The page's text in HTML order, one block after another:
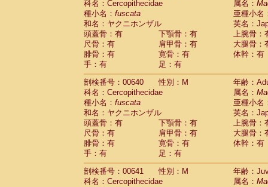
科名：Cercopithecidae
属名：
種小名： fuscata
亜種小名
和名：ヤクニホンザル
英名：
頭蓋骨：有
下顎骨：有
上腕骨：
尺骨：有
肩甲骨：有
大腿骨：
腓骨：有
寛骨：有
体幹：有
手：有
足：有
剖検番号：00640
性別：M
年齢：
科名：Cercopithecidae
属名：
種小名： fuscata
亜種小名
和名：ヤクニホンザル
英名：
頭蓋骨：有
下顎骨：有
上腕骨：
尺骨：有
肩甲骨：有
大腿骨：
腓骨：有
寛骨：有
体幹：有
手：有
足：有
剖検番号：00641
性別：M
年齢：
科名：Cercopithecidae
属名：